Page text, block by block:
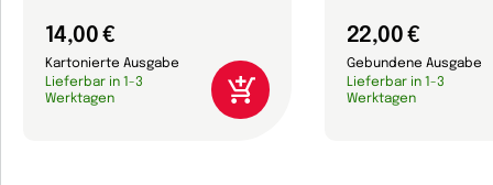
14,00 €
Kartonierte Ausgabe
Lieferbar in 1-3
Werktagen
22,00 €
Gebundene Ausgabe
Lieferbar in 1-3
Werktagen